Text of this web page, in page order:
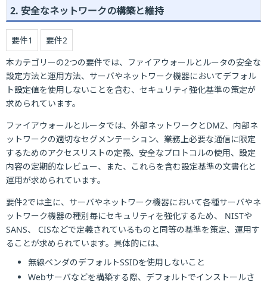
2. 安全なネットワークの構築と維持
要件1
要件2
本カテゴリーの2つの要件では、ファイアウォールとルータの安全な
設定方法と運用方法、サーバやネットワーク機器においてデフォル
ト設定値を使用しないことを含む、セキュリティ強化基準の策定が
求められています。
ファイアウォールとルータでは、外部ネットワークとDMZ、内部ネ
ットワークの適切なセグメンテーション、業務上必要な通信に限定
するためのアクセスリストの定義、安全なプロトコルの使用、設定
内容の定期的なレビュー、また、これらを含む設定基準の文書化と
運用が求められています。
要件2では主に、サーバやネットワーク機器において各種サーバやネ
ットワーク機器の種別毎にセキュリティを強化するため、 NISTや
SANS、 CISなどで定義されているものと同等の基準を策定、運用す
ることが求められています。具体的には、
無線ベンダのデフォルトSSIDを使用しないこと
Webサーバなどを構築する際、デフォルトでインストールさ